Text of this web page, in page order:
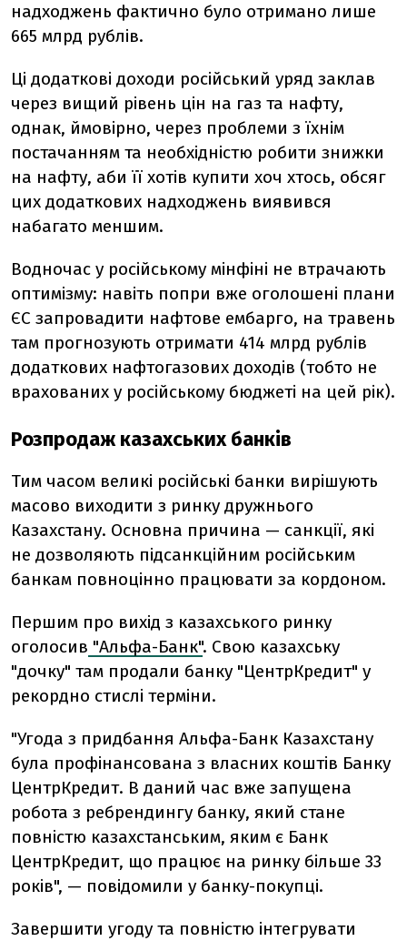
надходжень фактично було отримано лише
665 млрд рублів.
Ці додаткові доходи російський уряд заклав
через вищий рівень цін на газ та нафту,
однак, ймовірно, через проблеми з їхнім
постачанням та необхідністю робити знижки
на нафту, аби її хотів купити хоч хтось, обсяг
цих додаткових надходжень виявився
набагато меншим.
Водночас у російському мінфіні не втрачають
оптимізму: навіть попри вже оголошені плани
ЄС запровадити нафтове ембарго, на травень
там прогнозують отримати 414 млрд рублів
додаткових нафтогазових доходів (тобто не
врахованих у російському бюджеті на цей рік).
Розпродаж казахських банків
Тим часом великі російські банки вирішують
масово виходити з ринку дружнього
Казахстану. Основна причина — санкції, які
не дозволяють підсанкційним російським
банкам повноцінно працювати за кордоном.
Першим про вихід з казахського ринку
оголосив "Альфа-Банк". Свою казахську
"дочку" там продали банку "ЦентрКредит" у
рекордно стислі терміни.
"Угода з придбання Альфа-Банк Казахстану
була профінансована з власних коштів Банку
ЦентрКредит. В даний час вже запущена
робота з ребрендингу банку, який стане
повністю казахстанським, яким є Банк
ЦентрКредит, що працює на ринку більше 33
років", — повідомили у банку-покупці.
Завершити угоду та повністю інтегрувати